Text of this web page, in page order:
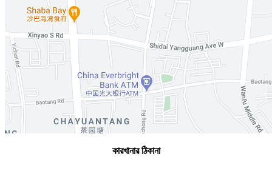
কারখানার ঠিকানা